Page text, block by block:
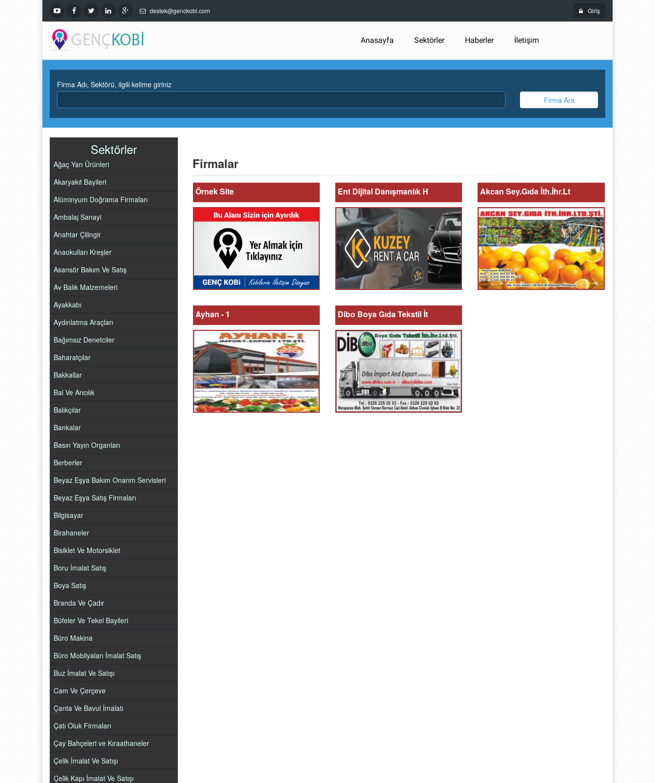
destek@genckobi.com Giriş
Anasayfa Sektörler Haberler İletişim
Firma Adı, Sektörü, ilgili kelime giriniz
Firma Ara
Sektörler
Ağaç Yan Ürünleri
Akaryakıt Bayileri
Alüminyum Doğrama Firmaları
Ambalaj Sanayi
Anahtar Çilingir
Anaokulları Kreşler
Asansör Bakım Ve Satış
Av Balık Malzemeleri
Ayakkabı
Aydınlatma Araçları
Bağımsız Denetciler
Baharatçılar
Bakkallar
Bal Ve Arıcılık
Balıkçılar
Bankalar
Basın Yayın Organları
Berberler
Beyaz Eşya Bakım Onarım Servisleri
Beyaz Eşya Satış Firmaları
Bilgisayar
Birahaneler
Bisiklet Ve Motorsiklet
Boru İmalat Satış
Boya Satış
Branda Ve Çadır
Büfeler Ve Tekel Bayileri
Büro Makina
Büro Mobilyaları İmalat Satış
Buz İmalat Ve Satışı
Cam Ve Çerçeve
Çanta Ve Bavul İmalatı
Çatı Oluk Firmaları
Çay Bahçeleri ve Kıraathaneler
Çelik İmalat Ve Satışı
Çelik Kapı İmalat Ve Satışı
Firmalar
Örnek Site Ent Dijital Danışmanlık H Akcan Sey.Gıda İth.İhr.Lt
Ayhan - 1 Dibo Boya Gıda Tekstil İt